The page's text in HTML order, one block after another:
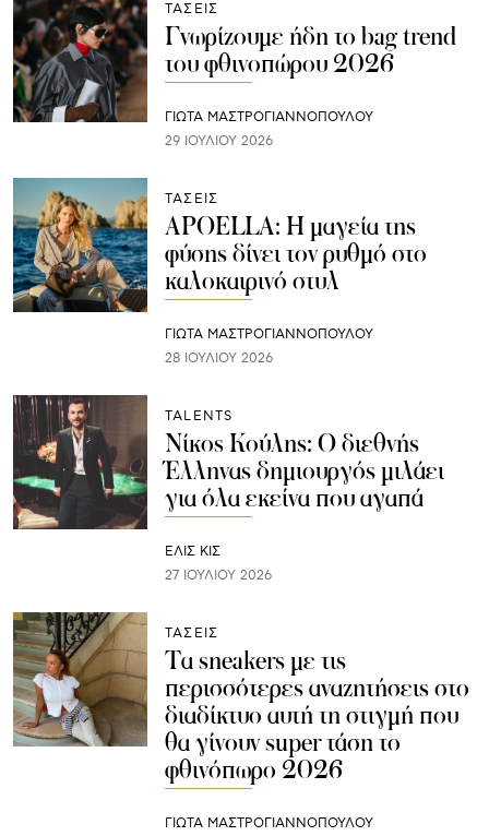
ΤΑΣΕΙΣ
Γνωρίζουμε ήδη το bag trend
του φθινοπώρου 2026
ΓΙΩΤΑ ΜΑΣΤΡΟΓΙΑΝΝΟΠΟΥΛΟΥ
29 ΙΟΥΛΊΟΥ 2026
ΤΑΣΕΙΣ
APOELLA: Η μαγεία της
φύσης δίνει τον ρυθμό στο
καλοκαιρινό στυλ
ΓΙΩΤΑ ΜΑΣΤΡΟΓΙΑΝΝΟΠΟΥΛΟΥ
28 ΙΟΥΛΊΟΥ 2026
TALENTS
Νίκος Κούλης: Ο διεθνής
Έλληνας δημιουργός μιλάει
για όλα εκείνα που αγαπά
ΕΛΙΣ ΚΙΣ
27 ΙΟΥΛΊΟΥ 2026
ΤΑΣΕΙΣ
Τα sneakers με τις
περισσότερες αναζητήσεις στο
διαδίκτυο αυτή τη στιγμή που
θα γίνουν super τάση το
φθινόπωρο 2026
ΓΙΩΤΑ ΜΑΣΤΡΟΓΙΑΝΝΟΠΟΥΛΟΥ